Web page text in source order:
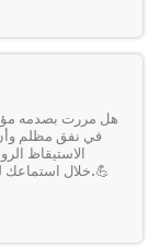
‏هل مررت بصدمه
في نفق مظلم
الاستيقاظ
💪.خلال استماعك